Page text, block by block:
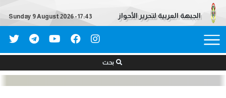
الجبهة العربية لتحرير الأحواز Sunday 9 August 2026 - 17:43
بحث